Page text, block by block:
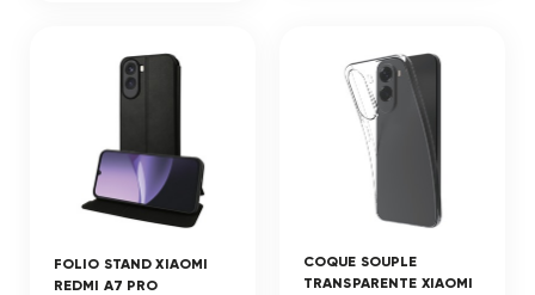
FOLIO STAND XIAOMI
REDMI A7 PRO
COQUE SOUPLE
TRANSPARENTE XIAOMI